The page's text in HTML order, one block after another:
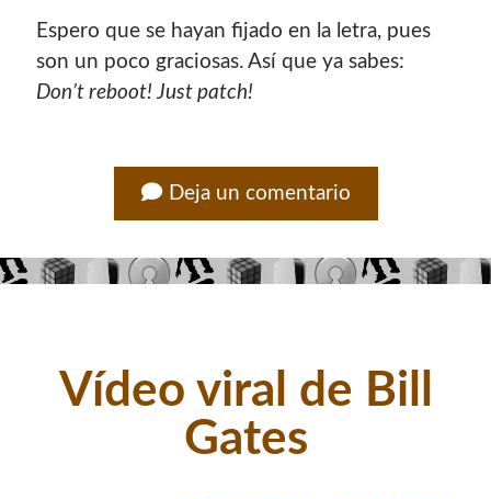
¿Buscas las secciones de mi antiguo sitio?
GNU/Linux
Humor Geek
Blogroll Geek
El Blog de Luis
Picando Código0
Espero que se hayan fijado en la letra, pues
son un poco graciosas. Así que ya sabes:
Don’t reboot! Just patch!
Deja un comentario
Vídeo viral de Bill
Gates